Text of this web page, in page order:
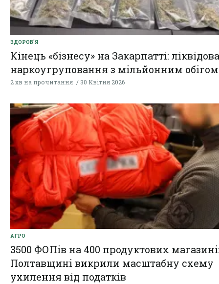
ЗДОРОВ'Я
Кінець «бізнесу» на Закарпатті:
наркоугруповання з мільйонним обігом
2 хв на прочитання 30 Квітня 2026
АГРО
3500 ФОПів на 400 продуктових
Полтавщині викрили масштабну схему
ухилення від податків